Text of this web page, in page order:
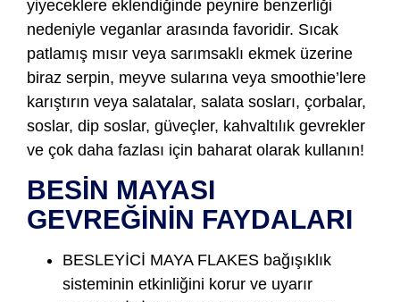
yiyeceklere eklendiğinde peynire benzerliği
nedeniyle veganlar arasında favoridir. Sıcak
patlamış mısır veya sarımsaklı ekmek üzerine
biraz serpin, meyve sularına veya smoothie’lere
karıştırın veya salatalar, salata sosları, çorbalar,
soslar, dip soslar, güveçler, kahvaltılık gevrekler
ve çok daha fazlası için baharat olarak kullanın!
BESİN MAYASI
GEVREĞİNİN FAYDALARI
BESLEYİCİ MAYA FLAKES bağışıklık
sisteminin etkinliğini korur ve uyarır